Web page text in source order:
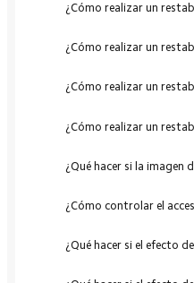
¿Cómo realizar un
¿Cómo realizar un
¿Cómo realizar un
¿Cómo realizar un
¿Qué hacer si la imagen
¿Cómo controlar el
¿Qué hacer si el efecto